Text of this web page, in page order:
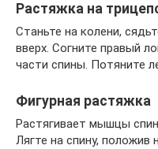
Растяжка на
Станьте на колени,
вверх. Согните правый
части спины. Потяните
Фигурная растяжка
Растягивает мышцы
Лягте на спину, положив